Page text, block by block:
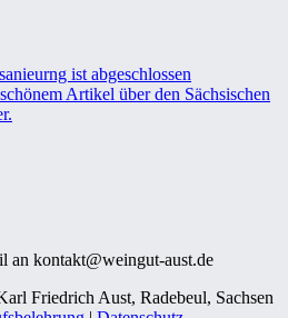
ist abgeschlossen
Artikel über den Sächsischen
an kontakt@weingut-aust.de
Friedrich Aust, Radebeul, Sachsen